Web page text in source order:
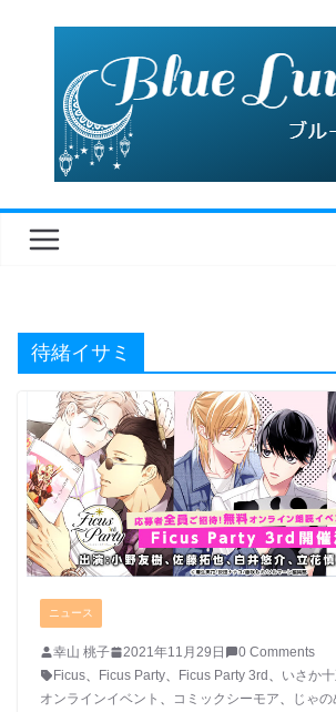
待緒イサミ
ニュース
幸山 桃子 2021年11月29日
0 Comments
Ficus、 Ficus Party、 Ficus Party 3rd 、 いさか
オンラインイベント 、 コミックシーモア、 じゃの